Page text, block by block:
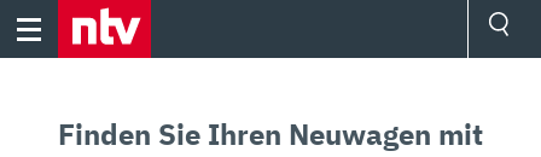
Skip
Finden Sie Ihren Neuwagen mit